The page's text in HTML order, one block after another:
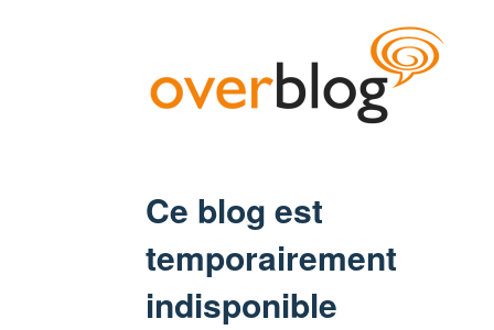
Ce blog est
temporairement
indisponible